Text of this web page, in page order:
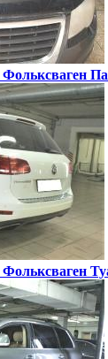
Фольксваген
Фольксваген